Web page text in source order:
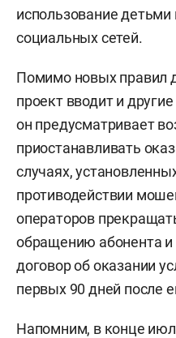
использование
социальных сетей.
Помимо новых правил
проект вводит и
он предусматривает
приостанавливать
случаях,
противодействии
операторов
обращению абонента и
договор об оказании
первых 90 дней после
Напомним, в конце